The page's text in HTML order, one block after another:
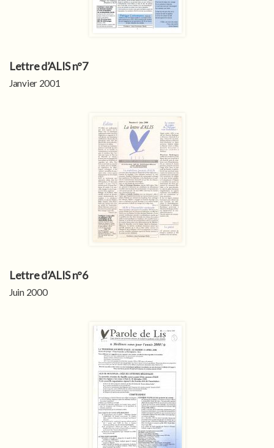
Lettre d’ALIS n°7
Janvier 2001
Lettre d’ALIS n°6
Juin 2000